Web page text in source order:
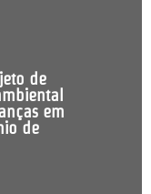
de
em
de